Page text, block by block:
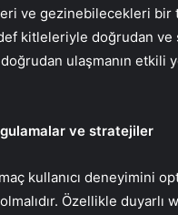
ve gezinebilecekleri bir
kitleleriyle doğrudan ve
ulaşmanın
ve stratejiler
kullanıcı deneyimini
Özellikle duyarlı